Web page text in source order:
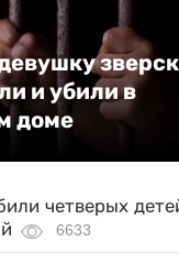
и убили в
доме
четверых
6633